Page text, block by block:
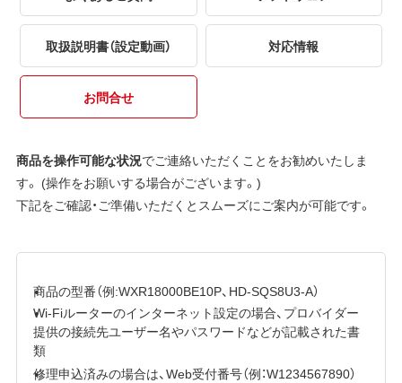
取扱説明書（設定動画） 対応情報
お問合せ
商品を操作可能な状況でご連絡いただくことをお勧めいたしま
す。 (操作をお願いする場合がございます。)
下記をご確認・ご準備いただくとスムーズにご案内が可能です。
商品の型番（例:WXR18000BE10P、HD-SQS8U3-A）
Wi-Fiルーターのインターネット設定の場合、プロバイダー
提供の接続先ユーザー名やパスワードなどが記載された書
類
修理申込済みの場合は、Web受付番号（例：W1234567890）